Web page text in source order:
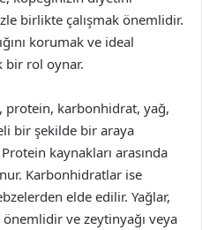
birlikte çalışmak önemlidir.
korumak ve ideal
bir rol oynar.
protein, karbonhidrat, yağ,
bir şekilde bir araya
kaynakları arasında
Karbonhidratlar ise
elde edilir. Yağlar,
ve zeytinyağı veya